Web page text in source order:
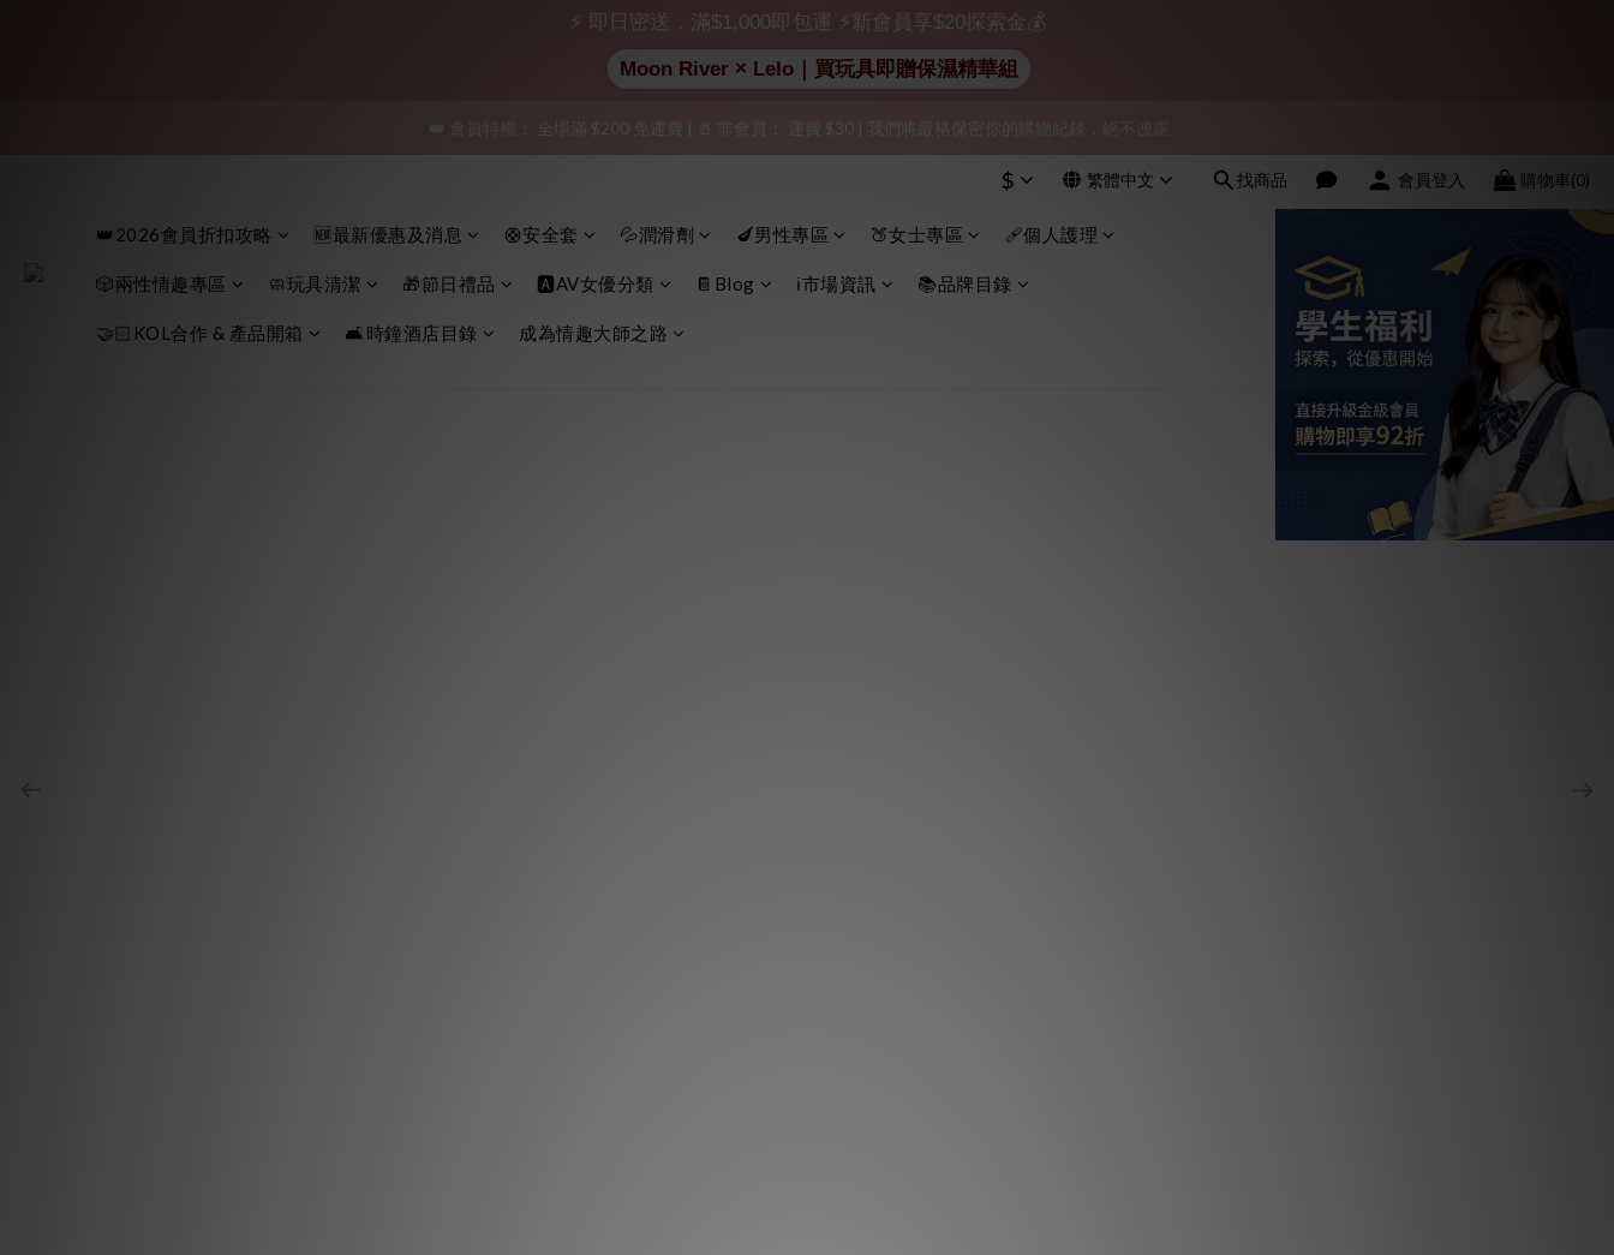
「保密出貨」（無店鋪資訊、一般紙箱）、隱私保護、加密付款、立即註冊成為會員！
「保密出貨」（無店鋪資訊、一般紙箱）、隱私保護、加密付款、立即註冊成為會員！
加入會員即享$20購物金  訂單商品好評再享$15購物金
👑 會員特權： 全場滿 $200 免運費 | 🚪 非會員： 運費 $30 | 我們將嚴格保密你的購物紀錄，絕不洩露。
「保密出貨」（無店鋪資訊、一般紙箱）、隱私保護、加密付款、立即註冊成為會員！
$ 繁體中文 找商品 會員登入 購物車(0)
👑2026會員折扣攻略 🆕最新優惠及消息 🛟安全套 💦潤滑劑 🍆男性專區 🍑女士專區 🩹個人護理
🎲兩性情趣專區 🧼玩具清潔 🎁節日禮品 🅰️AV女優分類 📔Blog ℹ️市場資訊 📚品牌目錄
🤝🏻KOL合作 & 產品開箱 🛋️時鐘酒店目錄 成為情趣大師之路
⚡ 即日密送．滿$1,000即包運 ⚡新會員享$20探索金💰
Moon River × Lelo｜買玩具即贈保濕精華組